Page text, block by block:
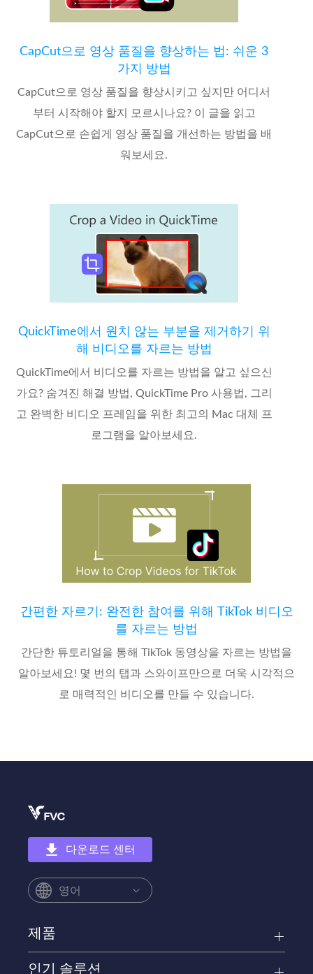
CapCut으로 영상 품질을 향상하는 법: 쉬운 3
가지 방법
CapCut으로 영상 품질을 향상시키고 싶지만 어디서
부터 시작해야 할지 모르시나요? 이 글을 읽고
CapCut으로 손쉽게 영상 품질을 개선하는 방법을 배
워보세요.
QuickTime에서 원치 않는 부분을 제거하기 위
해 비디오를 자르는 방법
QuickTime에서 비디오를 자르는 방법을 알고 싶으신
가요? 숨겨진 해결 방법, QuickTime Pro 사용법, 그리
고 완벽한 비디오 프레임을 위한 최고의 Mac 대체 프
로그램을 알아보세요.
간편한 자르기: 완전한 참여를 위해 TikTok 비디오
를 자르는 방법
간단한 튜토리얼을 통해 TikTok 동영상을 자르는 방법을
알아보세요! 몇 번의 탭과 스와이프만으로 더욱 시각적으
로 매력적인 비디오를 만들 수 있습니다.
다운로드 센터
영어
제품
인기 솔루션